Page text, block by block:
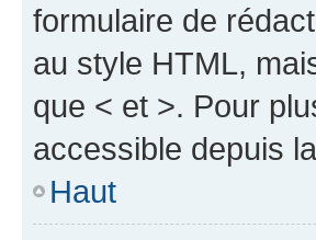
formulaire de
au style HTML,
que < et >. Pour
accessible depuis
Haut